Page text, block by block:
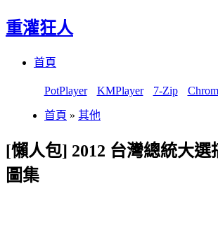
重灌狂人
首頁
PotPlayer KMPlayer 7-Zip
首頁 » 其他
[懶人包] 2012 台灣總統大選
圖集